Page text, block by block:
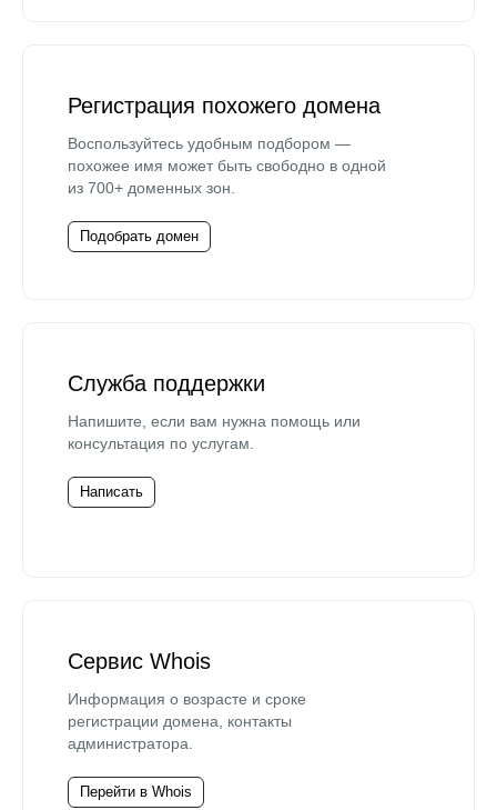
Регистрация похожего домена
Воспользуйтесь удобным подбором —
похожее имя может быть свободно в одной
из 700+ доменных зон.
Подобрать домен
Служба поддержки
Напишите, если вам нужна помощь или
консультация по услугам.
Написать
Сервис Whois
Информация о возрасте и сроке
регистрации домена, контакты
администратора.
Перейти в Whois